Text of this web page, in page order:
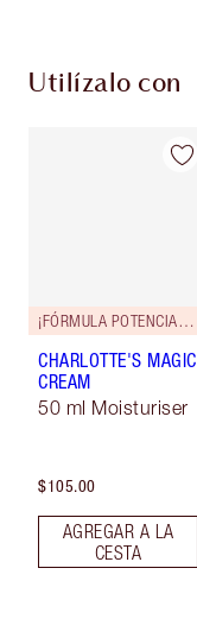
Utilízalo con
¡FÓRMULA POTENCIADA!
CHARLOTTE'S MAGIC
CREAM
50 ml Moisturiser
$105.00
AGREGAR A LA
CESTA